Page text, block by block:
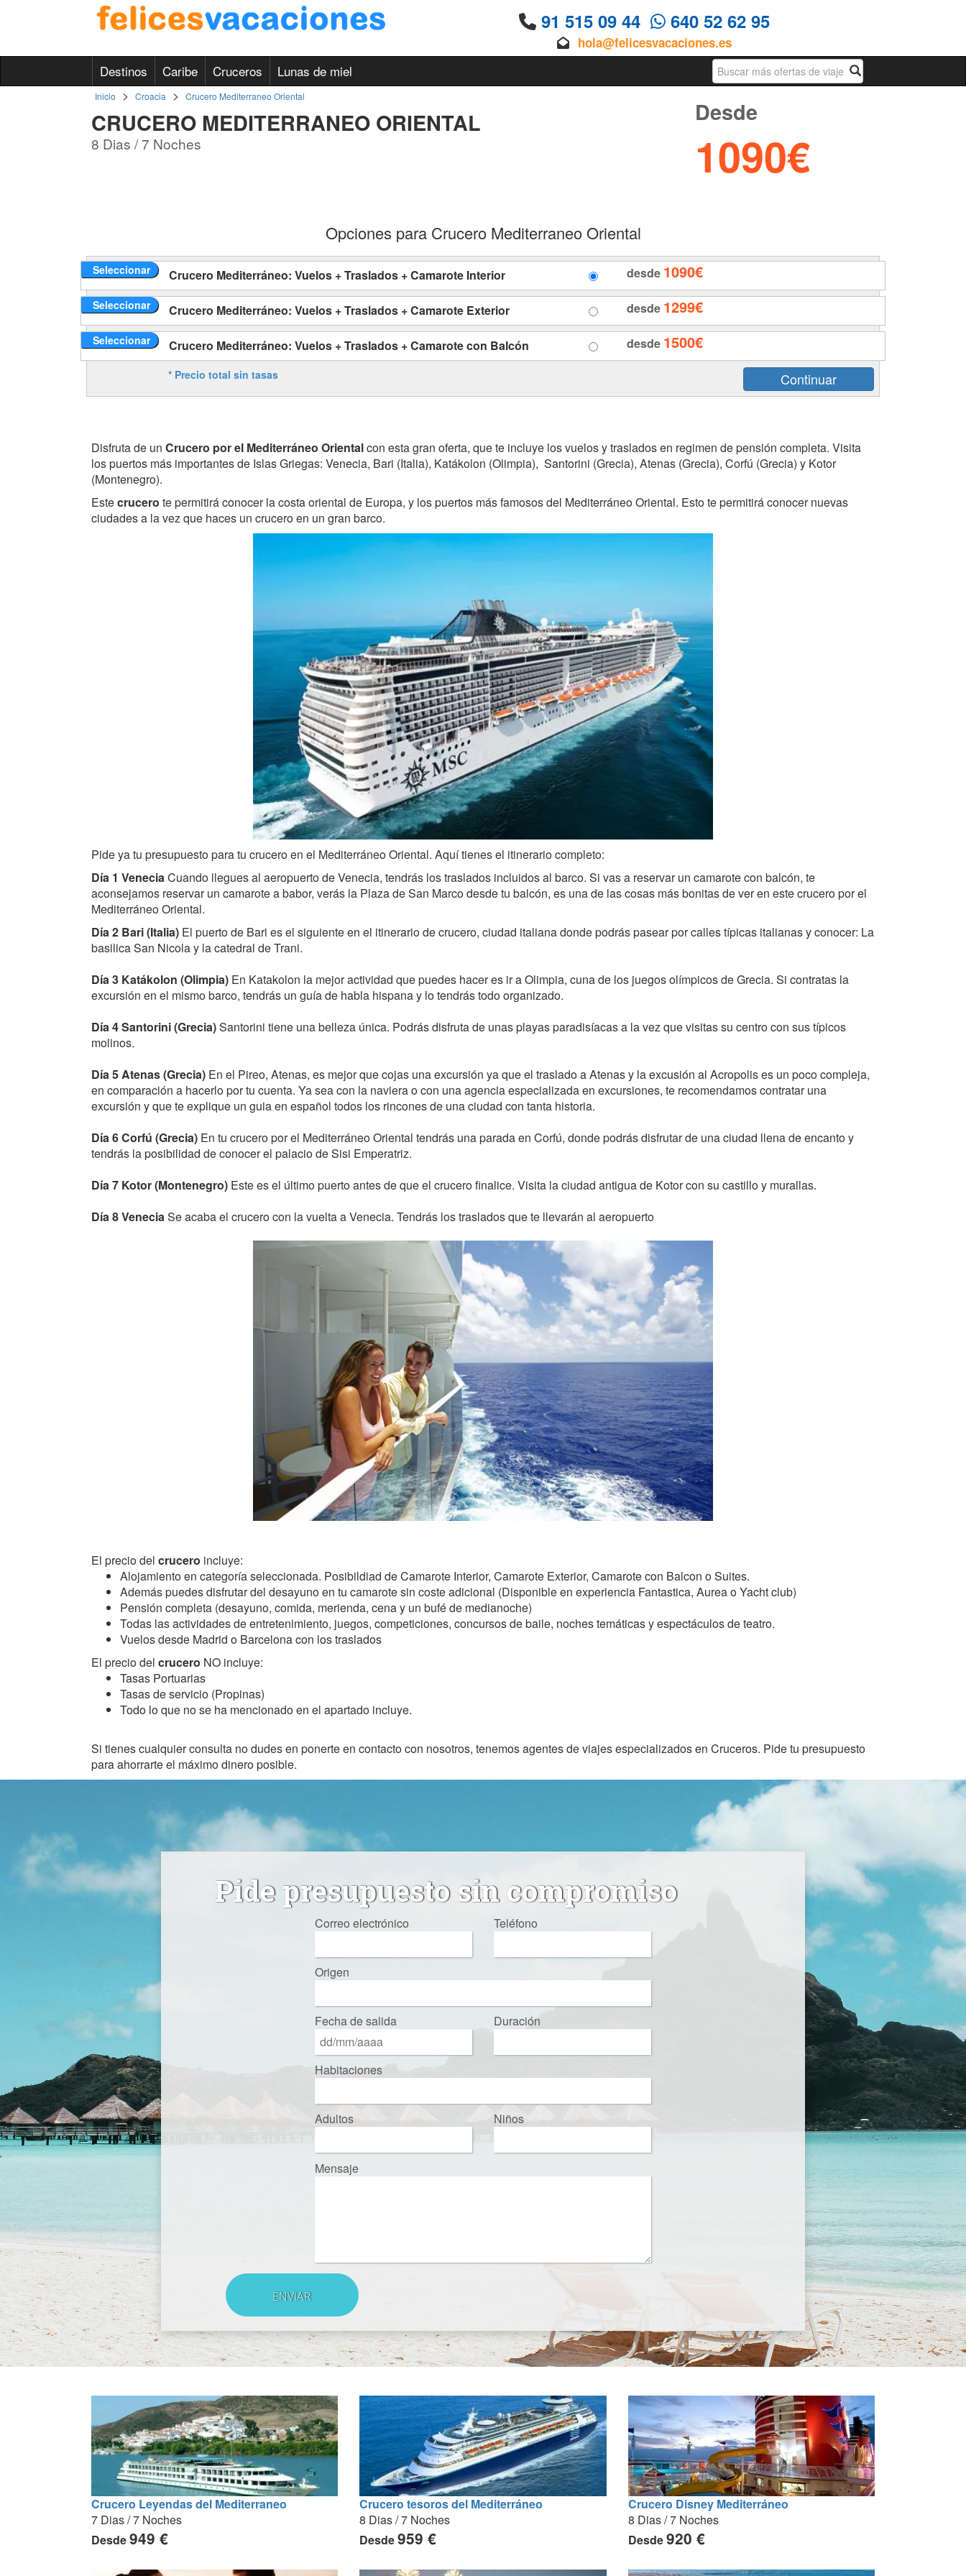
91 515 09 44 640 52 62 95
hola@felicesvacaciones.es
Destinos Caribe Cruceros Lunas de miel Busqueda
Inicio > Croacia > Crucero Mediterraneo Oriental
CRUCERO MEDITERRANEO ORIENTAL
8 Dias / 7 Noches
Desde
1090€
Opciones para Crucero Mediterraneo Oriental
Seleccionar Crucero Mediterráneo: Vuelos + Traslados + Camarote Interior desde 1090€
Seleccionar Crucero Mediterráneo: Vuelos + Traslados + Camarote Exterior desde 1299€
Seleccionar Crucero Mediterráneo: Vuelos + Traslados + Camarote con Balcón desde 1500€
* Precio total sin tasas
Disfruta de un Crucero por el Mediterráneo Orientalcon esta gran oferta, que te incluye los vuelos y traslados en regimen de pensión completa. Visita
los puertos más importantes de Islas Griegas: Venecia, Bari (Italia), Katákolon (Olimpia), Santorini (Grecia), Atenas (Grecia), Corfú (Grecia) y Kotor
(Montenegro).
Estecrucero te permitirá conocer la costa oriental de Europa, y los puertos más famosos del Mediterráneo Oriental. Esto te permitirá conocer nuevas
ciudades a la vez que haces un crucero en un gran barco.
Pide ya tu presupuesto para tu crucero en el Mediterráneo Oriental. Aquí tienes el itinerario completo:
Día 1 VeneciaCuando llegues al aeropuerto de Venecia, tendrás los traslados incluidos al barco. Si vas a reservar un camarote con balcón, te
aconsejamos reservar un camarote a babor, verás la Plaza de San Marco desde tu balcón, es una de las cosas más bonitas de ver en este crucero por el
Mediterráneo Oriental.
Día 2 Bari (Italia) El puerto de Bari es el siguiente en el itinerario de crucero, ciudad italiana donde podrás pasear por calles típicas italianas y conocer: La
basilica San Nicola y la catedral de Trani.
Día 3 Katákolon (Olimpia) En Katakolon la mejor actividad que puedes hacer es ir a Olimpia, cuna de los juegos olímpicos de Grecia. Si contratas la
excursión en el mismo barco, tendrás un guía de habla hispana y lo tendrás todo organizado.
Día 4 Santorini (Grecia)Santorini tiene una belleza única. Podrás disfruta de unas playas paradisíacas a la vez que visitas su centro con sus típicos
molinos.
Día 5 Atenas (Grecia) En el Pireo, Atenas, es mejor que cojas una excursión ya que el traslado a Atenas y la excusión al Acropolis es un poco compleja,
en comparación a hacerlo por tu cuenta. Ya sea con la naviera o con una agencia especializada en excursiones, te recomendamos contratar una
excursión y que te explique un guia en español todos los rincones de una ciudad con tanta historia.
Día 6 Corfú (Grecia) En tu crucero por el Mediterráneo Oriental tendrás una parada en Corfú, donde podrás disfrutar de una ciudad llena de encanto y
tendrás la posibilidad de conocer el palacio de Sisi Emperatriz.
Día 7 Kotor (Montenegro) Este es el último puerto antes de que el crucero finalice. Visita la ciudad antigua de Kotor con su castillo y murallas.
Día 8 VeneciaSe acaba el crucero con la vuelta a Venecia. Tendrás los traslados que te llevarán al aeropuerto
El precio del crucero incluye:
Alojamiento en categoría seleccionada. Posibildiad de Camarote Interior, Camarote Exterior, Camarote con Balcon o Suites.
Además puedes disfrutar del desayuno en tu camarote sin coste adicional (Disponible en experiencia Fantastica, Aurea o Yacht club)
Pensión completa (desayuno, comida, merienda, cena y un bufé de medianoche)
Todas las actividades de entretenimiento, juegos, competiciones, concursos de baile, noches temáticas y espectáculos de teatro.
Vuelos desde Madrid o Barcelona con los traslados
El precio del crucero NO incluye:
Tasas Portuarias
Tasas de servicio (Propinas)
Todo lo que no se ha mencionado en el apartado incluye.
Si tienes cualquier consulta no dudes en ponerte en contacto con nosotros, tenemos agentes de viajes especializados en Cruceros. Pide tu presupuesto
para ahorrarte el máximo dinero posible.
Pide presupuesto sin compromiso
Correo electrónico Teléfono
Origen
Fecha de salida Duración
Habitaciones
Adultos Niños
Mensaje
Crucero Leyendas del Mediterraneo
7 Dias / 7 Noches
Desde949 €
Crucero tesoros del Mediterráneo
8 Dias / 7 Noches
Desde959 €
Crucero Disney Mediterráneo
8 Dias / 7 Noches
Desde920 €